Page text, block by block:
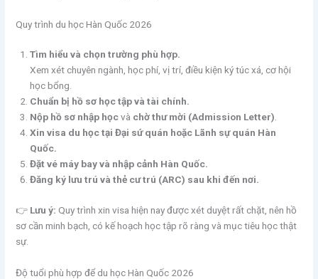
Quy trình du học Hàn Quốc 2026
Tìm hiểu và chọn trường phù hợp.
Xem xét chuyên ngành, học phí, vị trí, điều kiện ký túc xá, cơ hội
học bổng.
Chuẩn bị hồ sơ học tập và tài chính.
Nộp hồ sơ nhập họcvà chờ thư mời (Admission Letter).
Xin visa du học tại Đại sứ quán hoặc Lãnh sự quán Hàn
Quốc.
Đặt vé máy bay và nhập cảnh Hàn Quốc.
Đăng ký lưu trú và thẻ cư trú (ARC) sau khi đến nơi.
👉 Lưu ý: Quy trình xin visa hiện nay được xét duyệt rất chặt, nên hồ
sơ cần minh bạch, có kế hoạch học tập rõ ràng và mục tiêu học thật
sự.
Độ tuổi phù hợp để du học Hàn Quốc 2026